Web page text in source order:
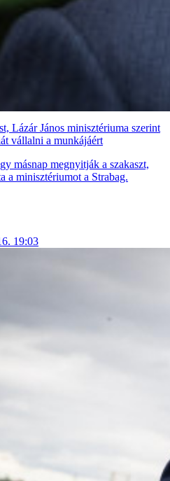
Lázár János minisztériuma szerint
vállalni a munkájáért
másnap megnyitják a szakaszt,
a minisztériumot a Strabag.
19:03